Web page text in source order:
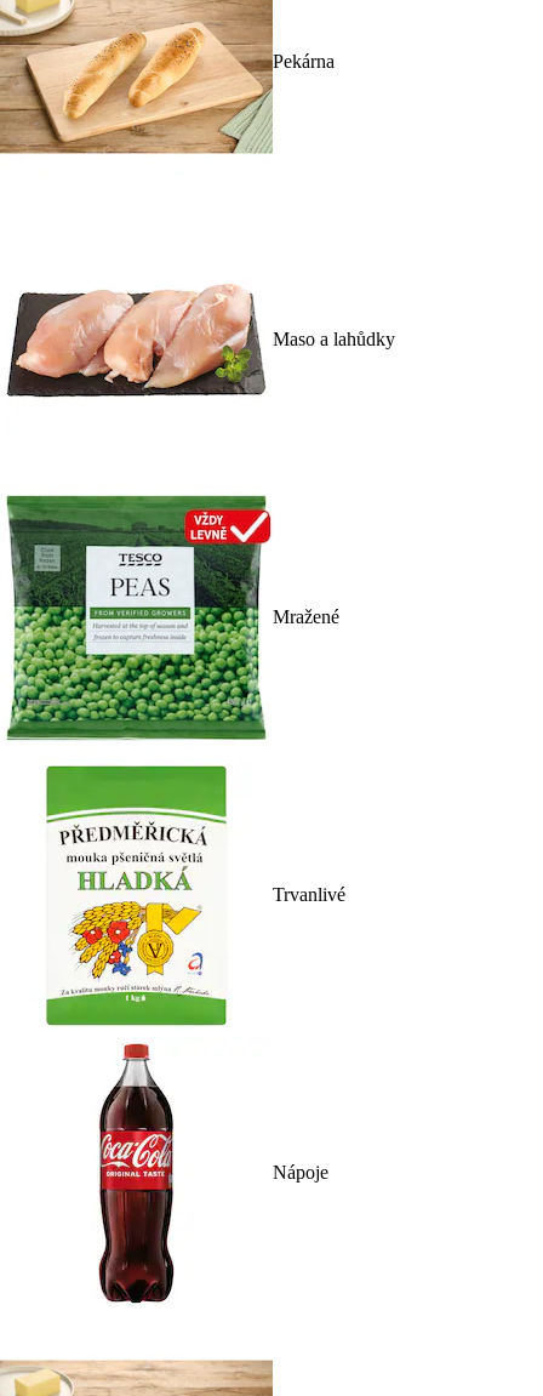
Pekárna
Maso a lahůdky
Mražené
Trvanlivé
Nápoje